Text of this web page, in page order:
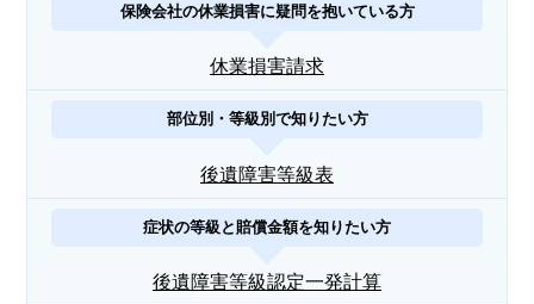
保険会社の休業損害に疑問を抱いている方
休業損害請求
部位別・等級別で知りたい方
後遺障害等級表
症状の等級と賠償金額を知りたい方
後遺障害等級認定一発計算